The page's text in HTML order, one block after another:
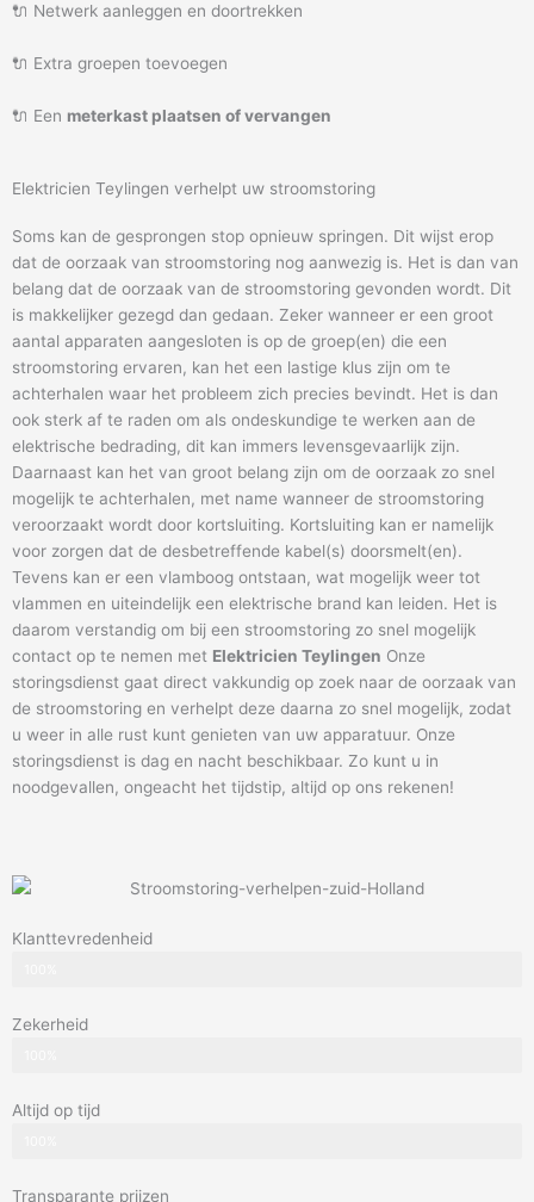
🔌 Netwerk aanleggen en doortrekken
🔌 Extra groepen toevoegen
🔌 Een meterkast plaatsen of vervangen
Elektricien Teylingen verhelpt uw stroomstoring
Soms kan de gesprongen stop opnieuw springen. Dit wijst erop
dat de oorzaak van stroomstoring nog aanwezig is. Het is dan van
belang dat de oorzaak van de stroomstoring gevonden wordt. Dit
is makkelijker gezegd dan gedaan. Zeker wanneer er een groot
aantal apparaten aangesloten is op de groep(en) die een
stroomstoring ervaren, kan het een lastige klus zijn om te
achterhalen waar het probleem zich precies bevindt. Het is dan
ook sterk af te raden om als ondeskundige te werken aan de
elektrische bedrading, dit kan immers levensgevaarlijk zijn.
Daarnaast kan het van groot belang zijn om de oorzaak zo snel
mogelijk te achterhalen, met name wanneer de stroomstoring
veroorzaakt wordt door kortsluiting. Kortsluiting kan er namelijk
voor zorgen dat de desbetreffende kabel(s) doorsmelt(en).
Tevens kan er een vlamboog ontstaan, wat mogelijk weer tot
vlammen en uiteindelijk een elektrische brand kan leiden. Het is
daarom verstandig om bij een stroomstoring zo snel mogelijk
contact op te nemen met Elektricien Teylingen Onze
storingsdienst gaat direct vakkundig op zoek naar de oorzaak van
de stroomstoring en verhelpt deze daarna zo snel mogelijk, zodat
u weer in alle rust kunt genieten van uw apparatuur. Onze
storingsdienst is dag en nacht beschikbaar. Zo kunt u in
noodgevallen, ongeacht het tijdstip, altijd op ons rekenen!
Klanttevredenheid
Zekerheid
Altijd op tijd
Transparante prijzen